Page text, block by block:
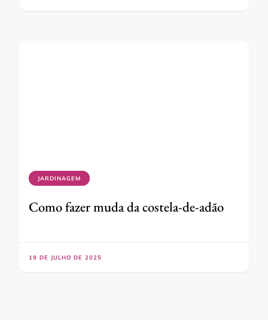
JARDINAGEM
Como fazer muda da costela-de-adão
19 DE JULHO DE 2025